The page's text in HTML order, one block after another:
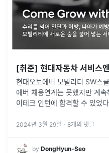
[취준] 현대자동차 서비스
현대오토에버 모빌리티 SW스
에버 채용연계는 못했지만 계
이테크 인턴에 합격할 수 있었
을 분석하여...
2024년 3월 29일 · 8개의 댓글
by DongHyun-Seo